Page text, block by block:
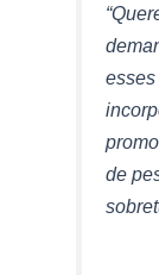
esses
de